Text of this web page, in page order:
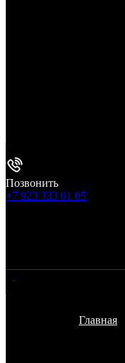
Позвонить
+7 923 333 01 05
Главная